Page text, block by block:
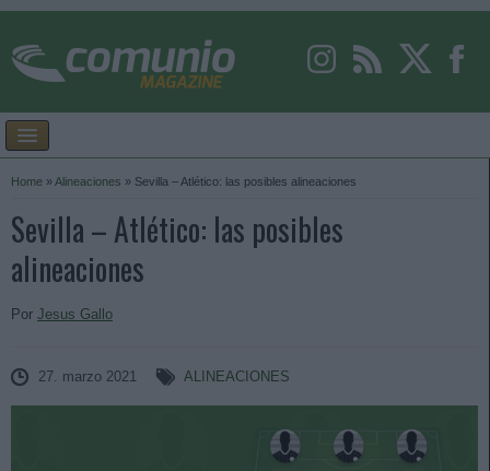
Home »Alineaciones » Sevilla – Atlético: las posibles alineaciones
Sevilla – Atlético: las posibles
alineaciones
Por Jesus Gallo
27. marzo 2021 ALINEACIONES